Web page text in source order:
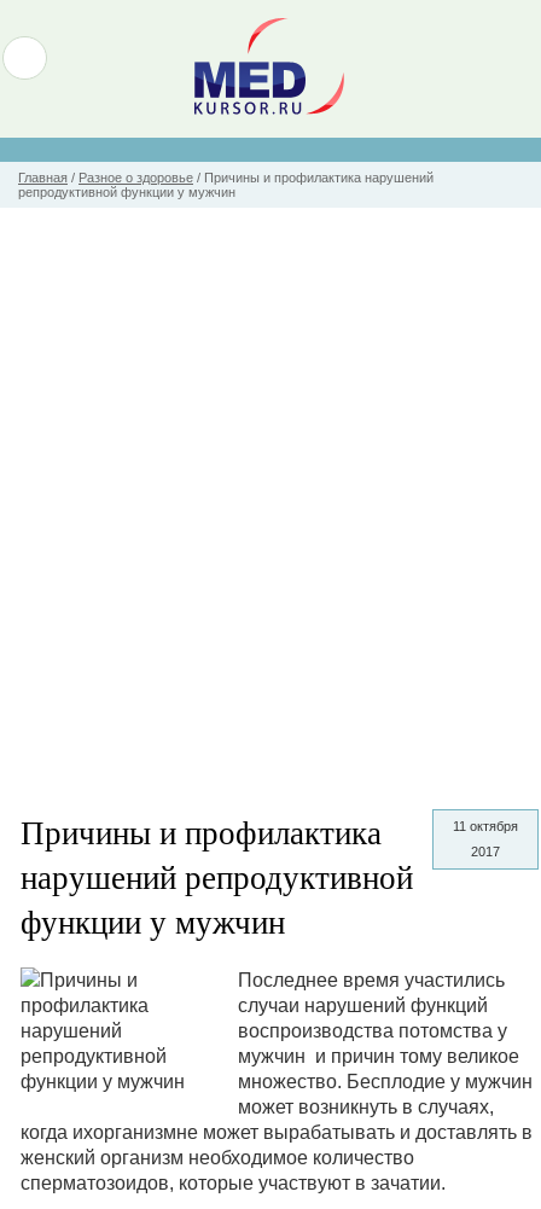
Главная / Разное о здоровье / Причины и профилактика нарушений
репродуктивной функции у мужчин
11 октября
2017
Причины и профилактика
нарушений репродуктивной
функции у мужчин
Последнее время участились
случаи нарушений функций
воспроизводства потомства у
мужчин и причин тому великое
множество. Бесплодие у мужчин
может возникнуть в случаях,
когда ихорганизмне может вырабатывать и доставлять в
женский организм необходимое количество
сперматозоидов, которые участвуют в зачатии.